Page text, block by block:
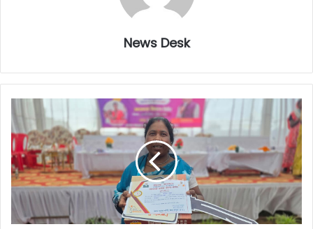
News Desk